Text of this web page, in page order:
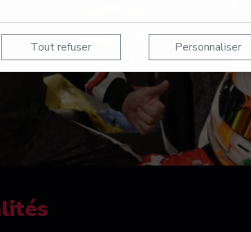
Tout refuser Personnaliser